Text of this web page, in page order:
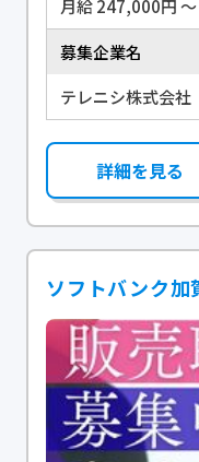
月給 247,000円
募集企業名
テレニシ株式会社
詳細を見る
ソフトバンク加